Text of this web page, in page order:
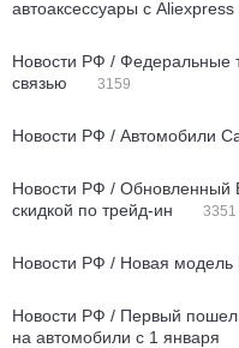
автоаксессуары с Aliexpress
Новости РФ / Федеральные
связью
3159
Новости РФ / Автомобили
Новости РФ / Обновленный
скидкой по трейд-ин
3351
Новости РФ / Новая модель
Новости РФ / Первый
на автомобили с 1 января